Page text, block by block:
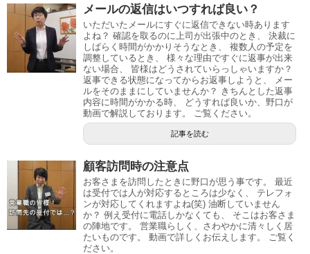
メールの返信はいつすれば良い？
いただいたメールにすぐに返信できない時あります
よね？ 確認を取るのに上司が出張中のとき、 決裁に
しばらく時間がかかりそうなとき、 複数人の予定を
調整しているとき、 様々な理由ですぐに返事が出来
ない場合、 皆様はどうされていらっしゃいますか？
返事できる状態になってからお返事しようと、 メー
ルをそのままにしていませんか？ きちんとした返事
内容に時間がかかる時、 どうすれば良いか、野口が
動画で解説しております。 ご覧ください。
記事を読む
顧客訪問時の注意点
お客さまを訪問したときに野口が思う事です。 最近
は受付では人が対応するところは少なく、 テレフォ
ンが対応してくれますよね(笑) 油断していません
か？ 例え受付に電話しかなくても、 そこはお客さま
の陣地です。 営業職らしく、さわやかに清々しく居
たいものです。 動画で詳しくお伝えします。 ご覧く
ださい。